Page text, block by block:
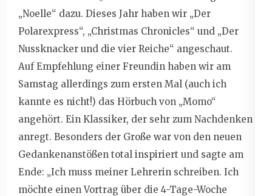
„Noelle“ dazu. Dieses Jahr haben wir „Der
Polarexpress“, „Christmas Chronicles“ und „Der
Nussknacker und die vier Reiche“ angeschaut.
Auf Empfehlung einer Freundin haben wir am
Samstag allerdings zum ersten Mal (auch ich
kannte es nicht!) das Hörbuch von „Momo“
angehört. Ein Klassiker, der sehr zum Nachdenken
anregt. Besonders der Große war von den neuen
Gedankenanstößen total inspiriert und sagte am
Ende: „Ich muss meiner Lehrerin schreiben. Ich
möchte einen Vortrag über die 4-Tage-Woche